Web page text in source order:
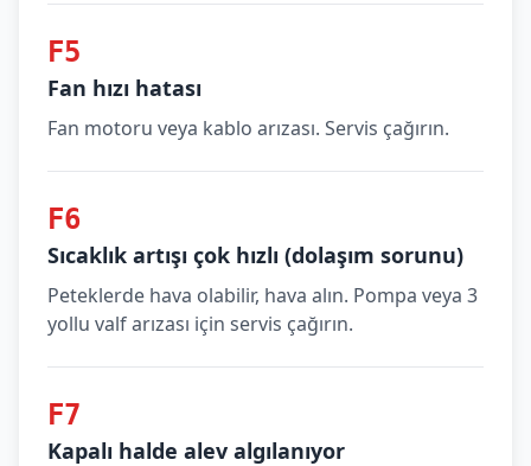
F5
Fan hızı hatası
Fan motoru veya kablo arızası. Servis çağırın.
F6
Sıcaklık artışı çok hızlı (dolaşım sorunu)
Peteklerde hava olabilir, hava alın. Pompa veya 3
yollu valf arızası için servis çağırın.
F7
Kapalı halde alev algılanıyor